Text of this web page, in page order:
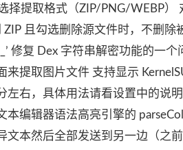
择提取格式（ZIP/PNG/WEBP）
且勾选删除源文件时，不删除
修复 Dex 字符串解密功能的一
提取图片文件 支持显示
右，具体用法请看设置中的说
编辑器语法高亮引擎的
本然后全部发送到另一边（之